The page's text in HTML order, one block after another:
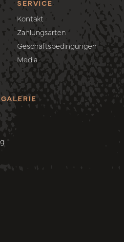
SERVICE
Kontakt
Zahlungsarten
Geschäftsbedingungen
Media